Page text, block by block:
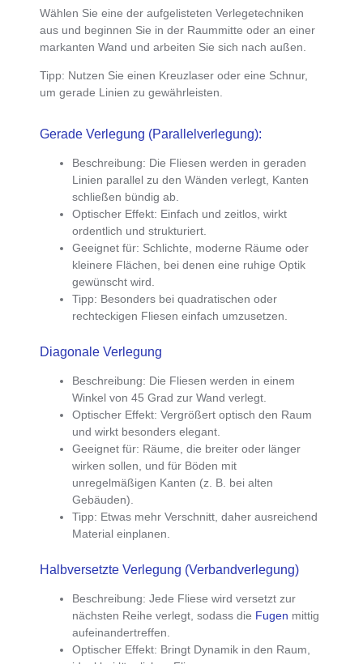
Wählen Sie eine deraufgelisteten Verlegetechniken
aus und beginnen Sie in der Raummitte oder an einer
markanten Wand und arbeiten Sie sich nach außen.
Tipp: Nutzen Sie einen Kreuzlaser oder eine Schnur,
um gerade Linien zu gewährleisten.
Gerade Verlegung (Parallelverlegung):
Beschreibung: Die Fliesen werden in geraden
Linien parallel zu den Wänden verlegt, Kanten
schließen bündig ab.
Optischer Effekt: Einfach und zeitlos, wirkt
ordentlich und strukturiert.
Geeignet für: Schlichte, moderne Räume oder
kleinere Flächen, bei denen eine ruhige Optik
gewünscht wird.
Tipp: Besonders bei quadratischen oder
rechteckigen Fliesen einfach umzusetzen.
Diagonale Verlegung
Beschreibung: Die Fliesen werden in einem
Winkel von 45 Grad zur Wand verlegt.
Optischer Effekt: Vergrößert optisch den Raum
und wirkt besonders elegant.
Geeignet für: Räume, die breiter oder länger
wirken sollen, und für Böden mit
unregelmäßigen Kanten (z. B. bei alten
Gebäuden).
Tipp: Etwas mehr Verschnitt, daher ausreichend
Material einplanen.
Halbversetzte Verlegung (Verbandverlegung)
Beschreibung: Jede Fliese wird versetzt zur
nächsten Reihe verlegt, sodass die Fugen mittig
aufeinandertreffen.
Optischer Effekt: Bringt Dynamik in den Raum,